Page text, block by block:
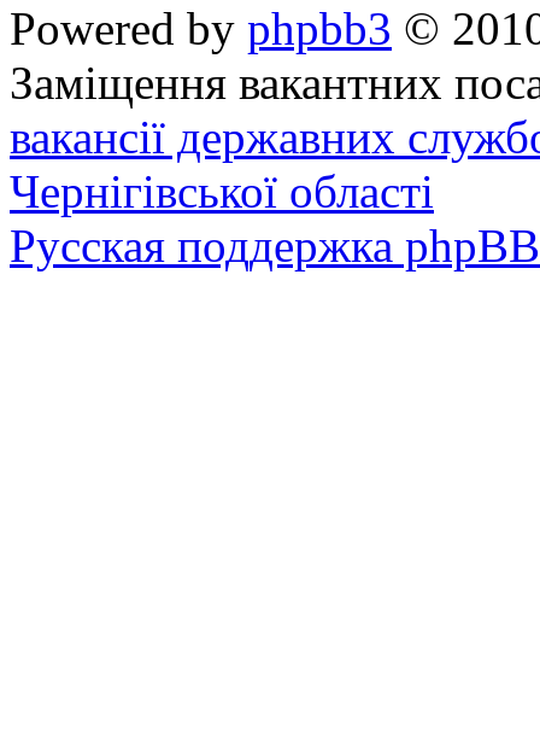
Powered by phpbb3 ©
Заміщення вакантних
вакансії державних
Чернігівської області
Русская поддержка phpBB